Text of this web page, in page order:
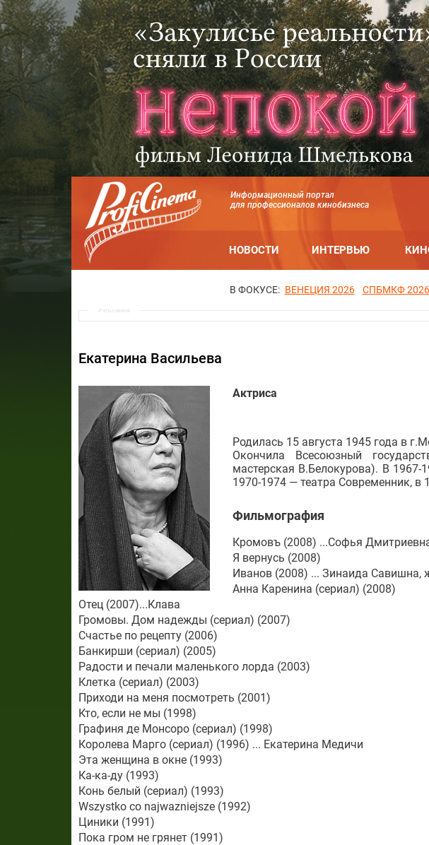
Информационный портал
для профессионалов кинобизнеса
НОВОСТИ ИНТЕРВЬЮ
В ФОКУСЕ: ВЕНЕЦИЯ 2026 СПБМКФ 2026
Реклама
Екатерина Васильева
Актриса
Родилась 15 августа 1945 года в
Окончила Всесоюзный
мастерская В.Белокурова). В
1970-1974 — театра Современник,
Фильмография
Кромовъ (2008) ...Софья
Я вернусь (2008)
Иванов (2008) ... Зинаида Савишна,
Анна Каренина (сериал) (2008)
Отец (2007)...Клава
Громовы. Дом надежды (сериал) (2007)
Счастье по рецепту (2006)
Банкирши (сериал) (2005)
Радости и печали маленького лорда (2003)
Клетка (сериал) (2003)
Приходи на меня посмотреть (2001)
Кто, если не мы (1998)
Графиня де Монсоро (сериал) (1998)
Королева Марго (сериал) (1996) ... Екатерина Медичи
Эта женщина в окне (1993)
Ка-ка-ду (1993)
Конь белый (сериал) (1993)
Wszystko co najwazniejsze (1992)
Циники (1991)
Пока гром не грянет (1991)